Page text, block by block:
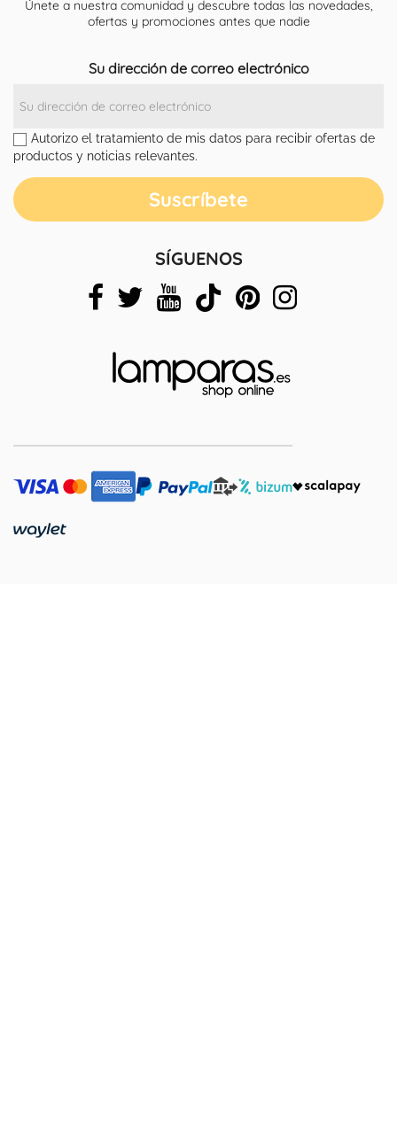
Únete a nuestra comunidad y descubre todas las novedades,
ofertas y promociones antes que nadie
Su dirección de correo electrónico
Autorizo el tratamiento de mis datos para recibir ofertas de
productos y noticias relevantes.
SÍGUENOS